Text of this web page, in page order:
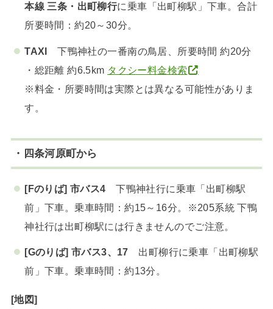
本線 三条・出町柳行に乗車「出町柳駅」下車。合計
所要時間：約20～30分。
TAXI 下鴨神社の一番南の鳥居、所要時間 約20分
・総距離 約6.5km タクシー料金検索
※料金・所要時間は実際とは異なる可能性がありま
す。
・四条河原町から
[Fのりば] 市バス4 下鴨神社行に乗車「出町柳駅
前」下車。乗車時間：約15～16分。※205系統 下鴨
神社行は出町柳駅には行きませんのでご注意。
[Gのりば] 市バス3、17 出町柳行に乗車「出町柳駅
前」下車。乗車時間：約13分。
[地図]